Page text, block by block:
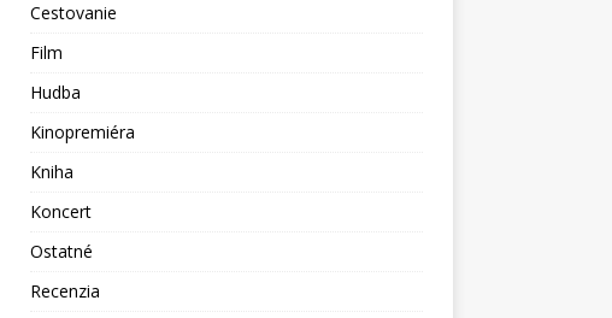
Cestovanie
Film
Hudba
Kinopremiéra
Kniha
Koncert
Ostatné
Recenzia